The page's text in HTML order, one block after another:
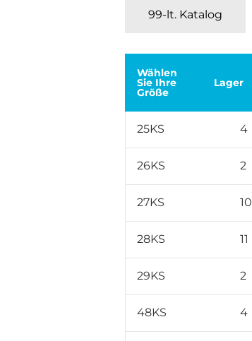
99-lt. Katalog
Wählen
Sie Ihre
Größe
Lager
25KS 4
26KS 2
27KS 10
28KS 11
29KS 2
48KS 4